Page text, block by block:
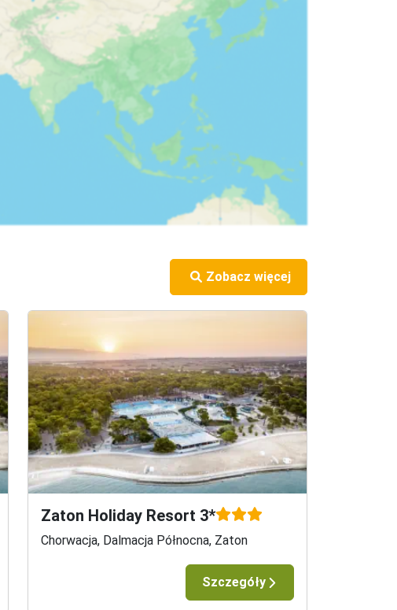
Zobacz więcej
Zaton Holiday Resort 3*
Chorwacja, Dalmacja Północna, Zaton
Szczegóły